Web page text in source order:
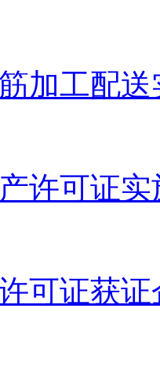
加工配
许可证实
可证获